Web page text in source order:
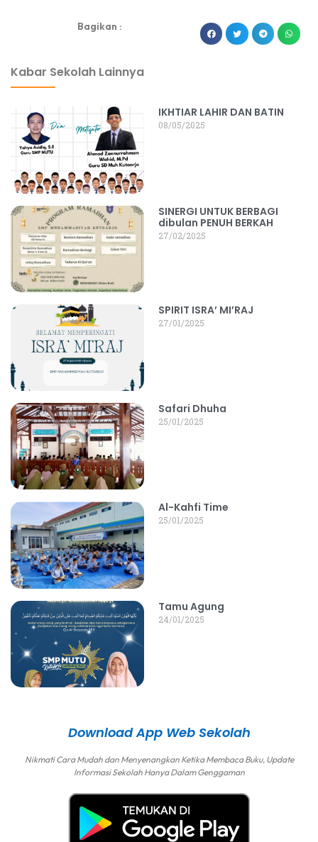
Bagikan :
Kabar Sekolah Lainnya
IKHTIAR LAHIR DAN BATIN
08/05/2025
SINERGI UNTUK BERBAGI
dibulan PENUH BERKAH
27/02/2025
SPIRIT ISRA’ MI’RAJ
27/01/2025
Safari Dhuha
25/01/2025
Al-Kahfi Time
25/01/2025
Tamu Agung
24/01/2025
Download App Web Sekolah
Nikmati Cara Mudah dan Menyenangkan Ketika Membaca Buku, Update
Informasi Sekolah Hanya Dalam Genggaman